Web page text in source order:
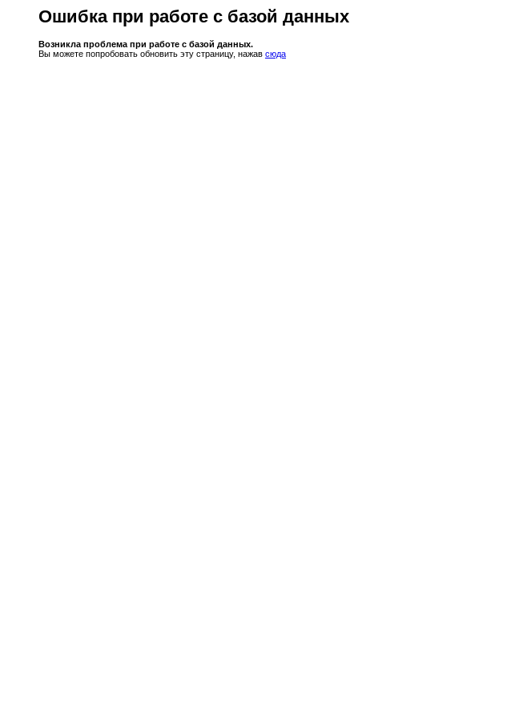
Ошибка при работе с базой данных
Возникла проблема при работе с базой данных.
Вы можете попробовать обновить эту страницу, нажав сюда